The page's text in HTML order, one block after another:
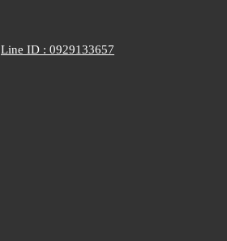
Line ID : 0929133657